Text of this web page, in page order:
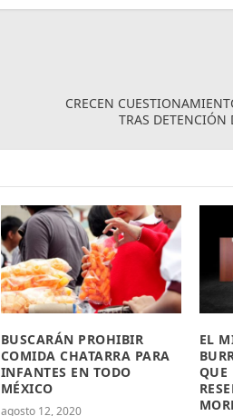
CRECEN
TRAS DETENCIÓN
BUSCARÁN PROHIBIR
COMIDA CHATARRA PARA
INFANTES EN TODO
MÉXICO
agosto 12, 2020
EL
QUE